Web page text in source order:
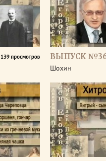
139 просмотров ВЫПУСК
Шохин